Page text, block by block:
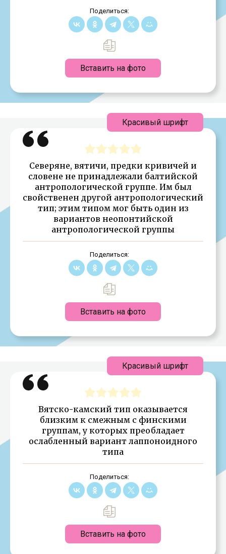
Поделиться:
Вставить на фото
Северяне, вятичи, предки кривичей и
словене не принадлежали балтийской
антропологической группе. Им был
свойственен другой антропологический
тип; этим типом мог быть один из
вариантов неопонтийской
антропологической группы
Поделиться:
Вставить на фото
Красивый шрифт
Вятско-камский тип оказывается
близким к смежным с финскими
группам, у которых преобладает
ослабленный вариант лаппоноидного
типа
Поделиться:
Вставить на фото
Красивый шрифт